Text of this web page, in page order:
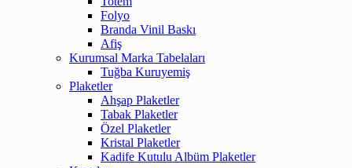
Folyo
Branda Vinil Baskı
Afiş
Kurumsal Marka Tabelaları
Tuğba Kuruyemiş
Plaketler
Ahşap Plaketler
Tabak Plaketler
Özel Plaketler
Kristal Plaketler
Kadife Kutulu Albüm Plaketler